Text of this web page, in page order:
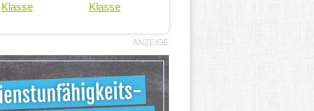
Klasse
Klasse
ANZEIGE